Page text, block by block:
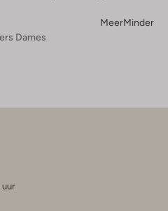
MeerMinder
Dames